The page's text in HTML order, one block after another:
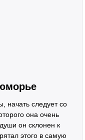
начать следует со
она очень
он склонен к
этого в самую